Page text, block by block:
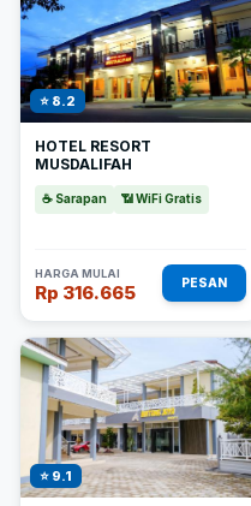
⭐ 8.2
HOTEL RESORT
MUSDALIFAH
☕ Sarapan 📶 WiFi Gratis
HARGA MULAI
Rp 316.665 PESAN
⭐ 9.1